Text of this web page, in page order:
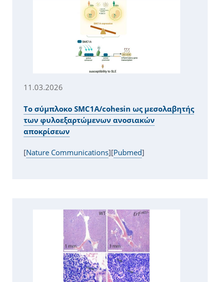
11.03.2026
Το σύμπλοκο SMC1A/cohesin ως μεσολαβητής
των φυλοεξαρτώμενων ανοσιακών
αποκρίσεων
[Nature Communications][Pubmed]